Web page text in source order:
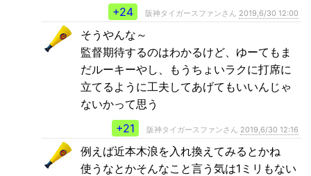
+24
阪神タイガースファンさん 2019,6/30 12:00
そうやんな～
監督期待するのはわかるけど、ゆーてもま
だルーキーやし、もうちょいラクに打席に
立てるように工夫してあげてもいいんじゃ
ないかって思う
+21
阪神タイガースファンさん 2019,6/30 12:16
例えば近本木浪を入れ換えてみるとかね
使うなとかそんなこと言う気は1ミリもない